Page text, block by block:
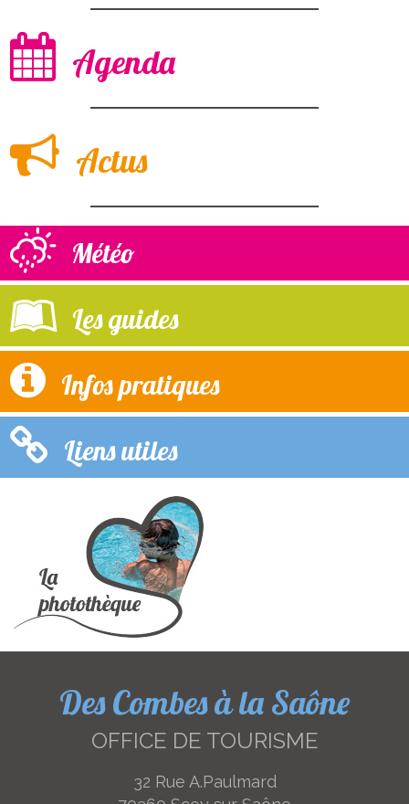
Agenda
Actus
Météo
Les guides
Infos pratiques
Liens utiles
Des Combes à la Saône
OFFICE DE TOURISME
32 Rue A.Paulmard